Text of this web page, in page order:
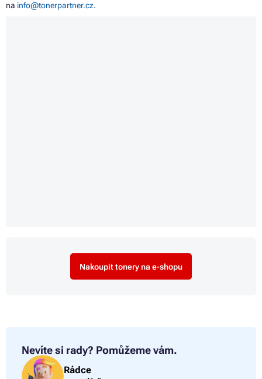
na info@tonerpartner.cz.
Nakoupit tonery na e-shopu
Nevíte si rady? Pomůžeme vám.
Rádce